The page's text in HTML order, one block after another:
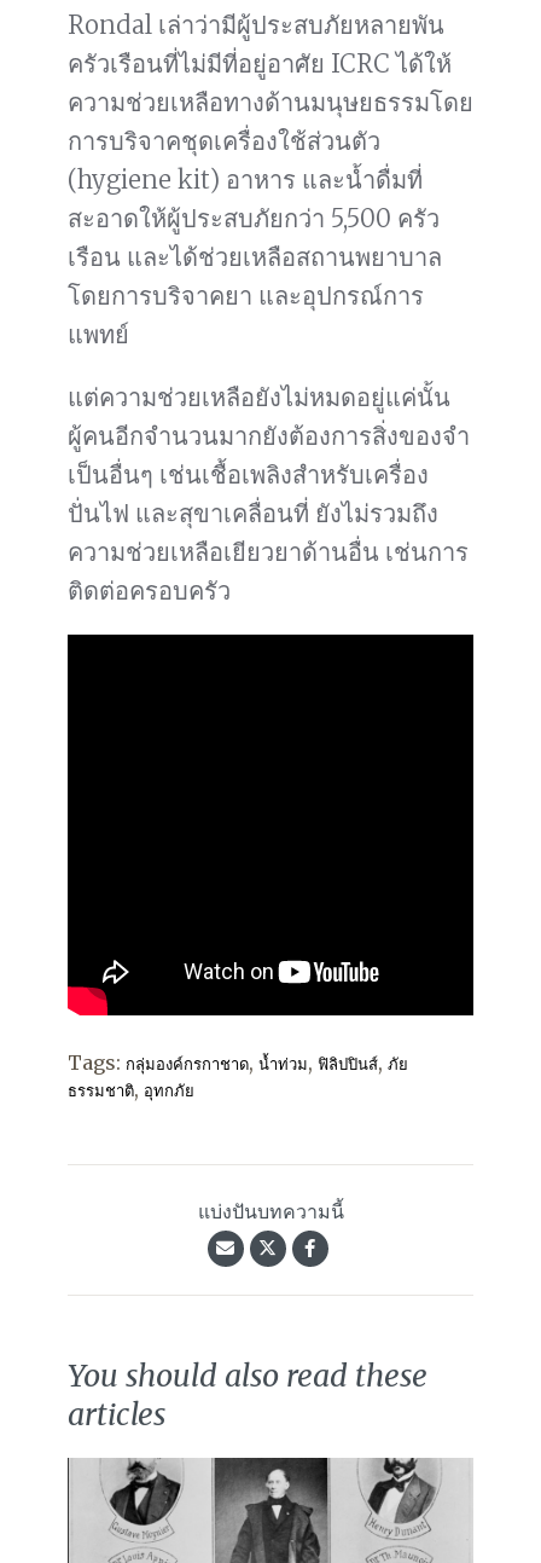
Rondal เล่าว่ามีผู้ประสบภัยหลายพัน
ครัวเรือนที่ไม่มีที่อยู่อาศัย ICRC ได้ให้
ความช่วยเหลือทางด้านมนุษยธรรมโดย
การบริจาคชุดเครื่องใช้ส่วนตัว
(hygiene kit) อาหาร และน้ำดื่มที่
สะอาดให้ผู้ประสบภัยกว่า 5,500 ครัว
เรือน และได้ช่วยเหลือสถานพยาบาล
โดยการบริจาคยา และอุปกรณ์การ
แพทย์
แต่ความช่วยเหลือยังไม่หมดอยู่แค่นั้น
ผู้คนอีกจำนวนมากยังต้องการสิ่งของจำ
เป็นอื่นๆ เช่นเชื้อเพลิงสำหรับเครื่อง
ปั่นไฟ และสุขาเคลื่อนที่ ยังไม่รวมถึง
ความช่วยเหลือเยียวยาด้านอื่น เช่นการ
ติดต่อครอบครัว
Tags: กลุ่มองค์กรกาชาด, น้ำท่วม, ฟิลิปปินส์, ภัย
ธรรมชาติ, อุทกภัย
แบ่งปันบทความนี้
You should also read these
articles